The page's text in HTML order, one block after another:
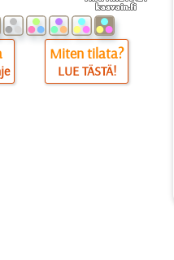
Miten tilata?
LUE TÄSTÄ!